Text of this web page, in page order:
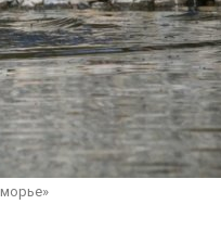
Авг 7,
контейнерных
Авг 7, 2026